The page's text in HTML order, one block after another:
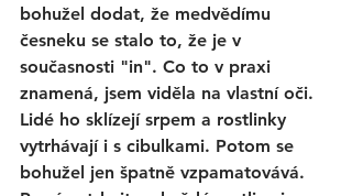
bohužel dodat, že medvědímu
česneku se stalo to, že je v
současnosti "in". Co to v praxi
znamená, jsem viděla na vlastní oči.
Lidé ho sklízejí srpem a rostlinky
vytrhávají i s cibulkami. Potom se
bohužel jen špatně vzpamatovává.